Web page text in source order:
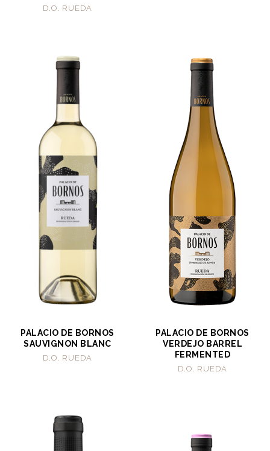
D.O. RUEDA
PALACIO DE BORNOS
SAUVIGNON BLANC
D.O. RUEDA
PALACIO DE BORNOS
VERDEJO BARREL
FERMENTED
D.O. RUEDA